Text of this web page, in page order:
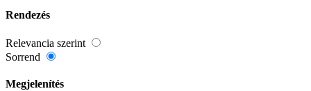
Rendezés
Relevancia szerint
Sorrend
Megjelenítés